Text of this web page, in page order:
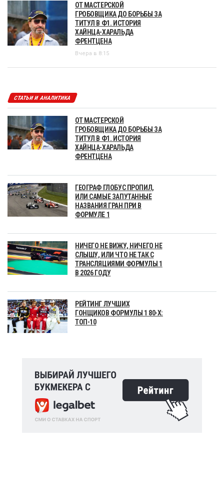
ОТ МАСТЕРСКОЙ
ГРОБОВЩИКА ДО БОРЬБЫ ЗА
ТИТУЛ В Ф1. ИСТОРИЯ
ХАЙНЦА-ХАРАЛЬДА
ФРЕНТЦЕНА
Вчера в 8:15
СТАТЬИ И АНАЛИТИКА
ОТ МАСТЕРСКОЙ
ГРОБОВЩИКА ДО БОРЬБЫ ЗА
ТИТУЛ В Ф1. ИСТОРИЯ
ХАЙНЦА-ХАРАЛЬДА
ФРЕНТЦЕНА
ГЕОГРАФ ГЛОБУС ПРОПИЛ,
ИЛИ САМЫЕ ЗАПУТАННЫЕ
НАЗВАНИЯ ГРАН ПРИ В
ФОРМУЛЕ 1
НИЧЕГО НЕ ВИЖУ, НИЧЕГО НЕ
СЛЫШУ, ИЛИ ЧТО НЕ ТАК С
ТРАНСЛЯЦИЯМИ ФОРМУЛЫ 1
В 2026 ГОДУ
РЕЙТИНГ ЛУЧШИХ
ГОНЩИКОВ ФОРМУЛЫ 1 80-Х:
ТОП-10